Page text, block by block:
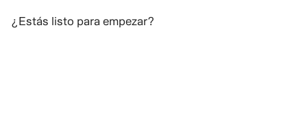
¿Estás listo para empezar?